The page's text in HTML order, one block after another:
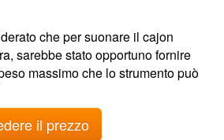
che per suonare il cajon
sarebbe stato opportuno fornire
massimo che lo strumento può
il prezzo